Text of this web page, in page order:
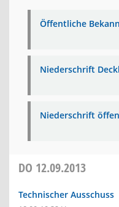
Öffentliche
Niederschrift
Niederschrift
DO 12.09.2013
Technischer Ausschuss